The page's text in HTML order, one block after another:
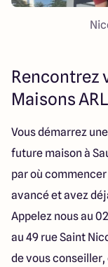
Rencontrez
Maisons
Vous démarrez
future maison à
par où
avancé et avez
Appelez nous au
au 49 rue Saint
de vous